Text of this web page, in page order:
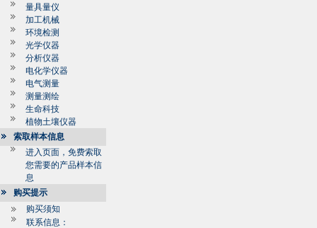
量具量仪
加工机械
环境检测
光学仪器
分析仪器
电化学仪器
电气测量
测量测绘
生命科技
植物土壤仪器
索取样本信息
进入页面，免费索取
您需要的产品样本信
息
购买提示
购买须知
联系信息：